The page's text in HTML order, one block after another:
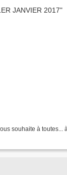
souhaite à toutes...